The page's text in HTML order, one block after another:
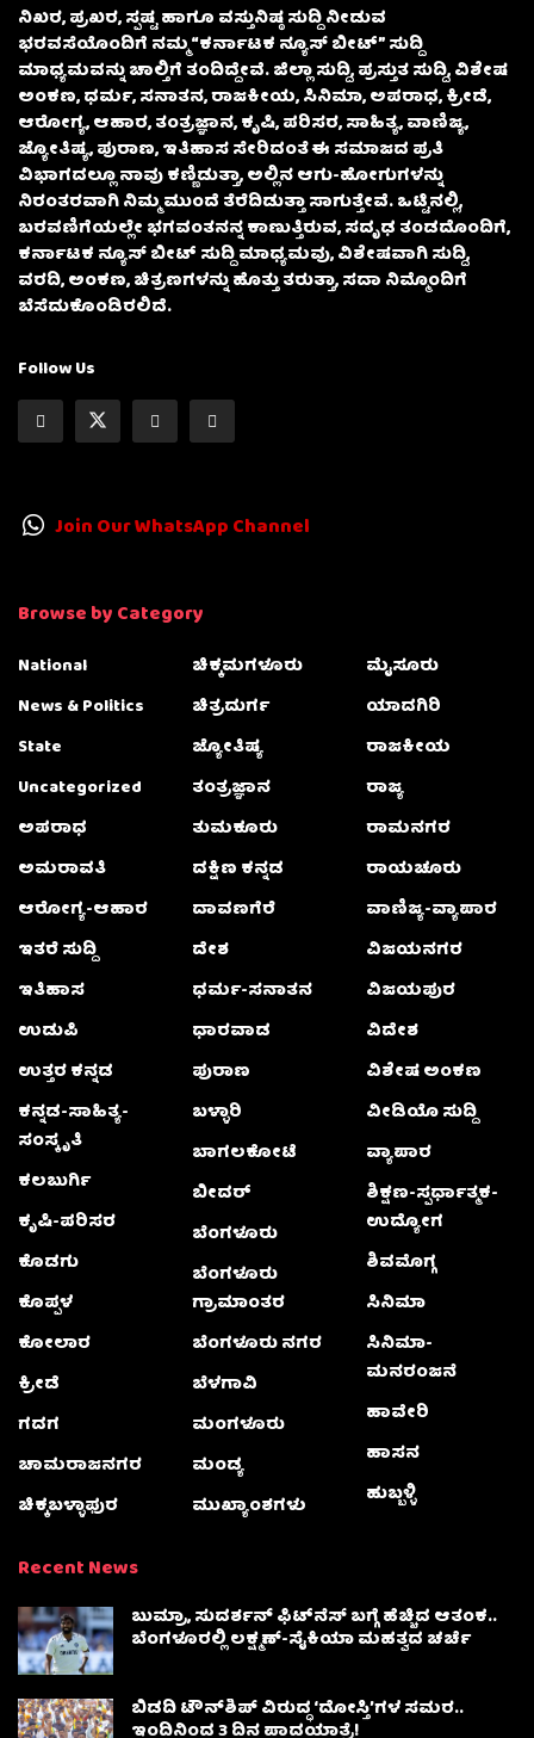
ನಿಖರ, ಪ್ರಖರ, ಸ್ಪಷ್ಟ ಹಾಗೂ ವಸ್ತುನಿಷ್ಠ ಸುದ್ದಿ ನೀಡುವ
ಭರವಸೆಯೊಂದಿಗೆ ನಮ್ಮ “ಕರ್ನಾಟಕ ನ್ಯೂಸ್ ಬೀಟ್” ಸುದ್ದಿ
ಮಾಧ್ಯಮವನ್ನು ಚಾಲ್ತಿಗೆ ತಂದಿದ್ದೇವೆ. ಜಿಲ್ಲಾ ಸುದ್ದಿ, ಪ್ರಸ್ತುತ ಸುದ್ದಿ, ವಿಶೇಷ
ಅಂಕಣ, ಧರ್ಮ, ಸನಾತನ, ರಾಜಕೀಯ, ಸಿನಿಮಾ, ಅಪರಾಧ, ಕ್ರೀಡೆ,
ಆರೋಗ್ಯ, ಆಹಾರ, ತಂತ್ರಜ್ಞಾನ, ಕೃಷಿ, ಪರಿಸರ, ಸಾಹಿತ್ಯ, ವಾಣಿಜ್ಯ,
ಜ್ಯೋತಿಷ್ಯ, ಪುರಾಣ, ಇತಿಹಾಸ ಸೇರಿದಂತೆ ಈ ಸಮಾಜದ ಪ್ರತಿ
ವಿಭಾಗದಲ್ಲೂ ನಾವು ಕಣ್ಣಿಡುತ್ತಾ, ಅಲ್ಲಿನ ಆಗು-ಹೋಗುಗಳನ್ನು
ನಿರಂತರವಾಗಿ ನಿಮ್ಮ ಮುಂದೆ ತೆರೆದಿಡುತ್ತಾ ಸಾಗುತ್ತೇವೆ. ಒಟ್ಟಿನಲ್ಲಿ,
ಬರವಣಿಗೆಯಲ್ಲೇ ಭಗವಂತನನ್ನ ಕಾಣುತ್ತಿರುವ, ಸದೃಢ ತಂಡದೊಂದಿಗೆ,
ಕರ್ನಾಟಕ ನ್ಯೂಸ್ ಬೀಟ್ ಸುದ್ದಿ ಮಾಧ್ಯಮವು, ವಿಶೇಷವಾಗಿ ಸುದ್ದಿ,
ವರದಿ, ಅಂಕಣ, ಚಿತ್ರಣಗಳನ್ನು ಹೊತ್ತು ತರುತ್ತಾ, ಸದಾ ನಿಮ್ಮೊಂದಿಗೆ
ಬೆಸೆದುಕೊಂಡಿರಲಿದೆ.
Follow Us
Join Our WhatsApp Channel
Browse by Category
National
News & Politics
State
Uncategorized
ಅಪರಾಧ
ಅಮರಾವತಿ
ಆರೋಗ್ಯ-ಆಹಾರ
ಇತರೆ ಸುದ್ದಿ
ಇತಿಹಾಸ
ಉಡುಪಿ
ಉತ್ತರ ಕನ್ನಡ
ಕನ್ನಡ-ಸಾಹಿತ್ಯ-
ಸಂಸ್ಕೃತಿ
ಕಲಬುರ್ಗಿ
ಕೃಷಿ-ಪರಿಸರ
ಕೊಡಗು
ಕೊಪ್ಪಳ
ಕೋಲಾರ
ಕ್ರೀಡೆ
ಗದಗ
ಚಾಮರಾಜನಗರ
ಚಿಕ್ಕಬಳ್ಳಾಫುರ
ಚಿಕ್ಕಮಗಳೂರು
ಚಿತ್ರದುರ್ಗ
ಜ್ಯೋತಿಷ್ಯ
ತಂತ್ರಜ್ಞಾನ
ತುಮಕೂರು
ದಕ್ಷಿಣ ಕನ್ನಡ
ದಾವಣಗೆರೆ
ದೇಶ
ಧರ್ಮ-ಸನಾತನ
ಧಾರವಾಡ
ಪುರಾಣ
ಬಳ್ಳಾರಿ
ಬಾಗಲಕೋಟೆ
ಬೀದರ್
ಬೆಂಗಳೂರು
ಬೆಂಗಳೂರು
ಗ್ರಾಮಾಂತರ
ಬೆಂಗಳೂರು ನಗರ
ಬೆಳಗಾವಿ
ಮಂಗಳೂರು
ಮಂಡ್ಯ
ಮುಖ್ಯಾಂಶಗಳು
ಮೈಸೂರು
ಯಾದಗಿರಿ
ರಾಜಕೀಯ
ರಾಜ್ಯ
ರಾಮನಗರ
ರಾಯಚೂರು
ವಾಣಿಜ್ಯ-ವ್ಯಾಪಾರ
ವಿಜಯನಗರ
ವಿಜಯಪುರ
ವಿದೇಶ
ವಿಶೇಷ ಅಂಕಣ
ವೀಡಿಯೊ ಸುದ್ದಿ
ವ್ಯಾಪಾರ
ಶಿಕ್ಷಣ-ಸ್ಪರ್ಧಾತ್ಮಕ-
ಉದ್ಯೋಗ
ಶಿವಮೊಗ್ಗ
ಸಿನಿಮಾ
ಸಿನಿಮಾ-
ಮನರಂಜನೆ
ಹಾವೇರಿ
ಹಾಸನ
ಹುಬ್ಬಳ್ಳಿ
Recent News
ಬುಮ್ರಾ, ಸುದರ್ಶನ್ ಫಿಟ್‌ನೆಸ್ ಬಗ್ಗೆ ಹೆಚ್ಚಿದ ಆತಂಕ..
ಬೆಂಗಳೂರಲ್ಲಿ ಲಕ್ಷ್ಮಣ್-ಸೈಕಿಯಾ ಮಹತ್ವದ ಚರ್ಚೆ
ಬಿಡದಿ ಟೌನ್‌ಶಿಪ್ ವಿರುದ್ಧ ‘ದೋಸ್ತಿ’ಗಳ ಸಮರ..
ಇಂದಿನಿಂದ 3 ದಿನ ಪಾದಯಾತ್ರೆ!